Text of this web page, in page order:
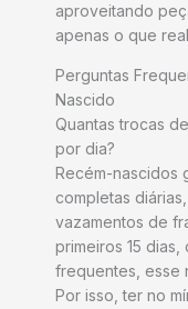
aproveitando
apenas o que
Perguntas
Nascido
Quantas trocas
por dia?
Recém-nascidos
completas
vazamentos de
primeiros 15
frequentes, esse
Por isso, ter no